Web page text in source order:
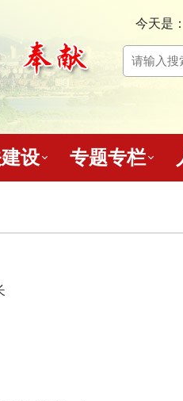
今天是：
设 专题专栏